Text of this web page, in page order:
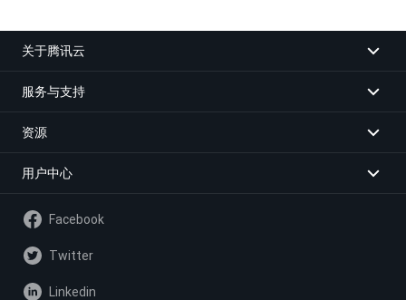
关于腾讯云
服务与支持
资源
用户中心
Facebook
Twitter
Linkedin